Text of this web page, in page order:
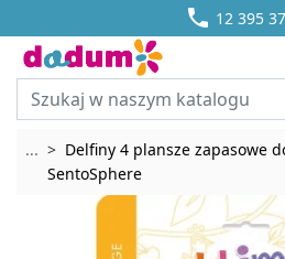
 12 395
DOSTAWA OD

... Rozwiń breadcrumbs
Delfiny 4 plansze zapasowe
SentoSphere